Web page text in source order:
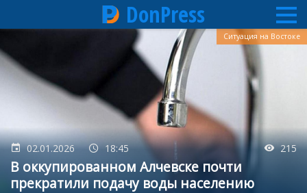
к
основному
содержанию
DonPress
02.01.2026 18:45 215
В оккупированном Алчевске почти
прекратили подачу воды населению
Ситуация на Востоке